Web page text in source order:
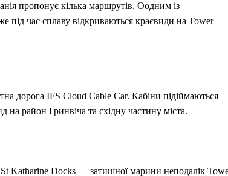
пропонує кілька маршрутів. Оодним із
час сплаву відкриваються краєвиди на Tower
дорога IFS Cloud Cable Car. Кабіни підіймаються
район Гринвіча та східну частину міста.
St Katharine Docks — затишної марини неподалік